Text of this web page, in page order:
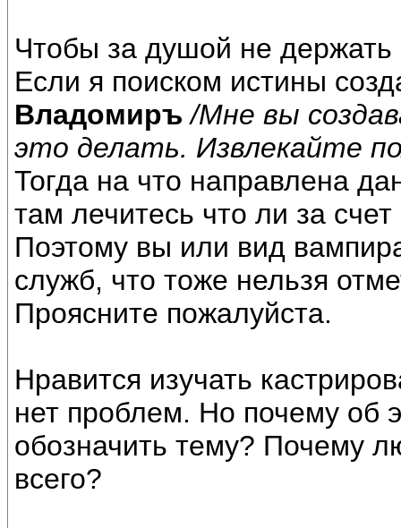
Чтобы за душой не
Если я поиском истины
Владомиръ /Мне вы
это делать. Извлекайте
Тогда на что направлена
там лечитесь что ли за счет
Поэтому вы или вид
служб, что тоже нельзя
Проясните пожалуйста.
Нравится изучать
нет проблем. Но почему об
обозначить тему? Почему
всего?